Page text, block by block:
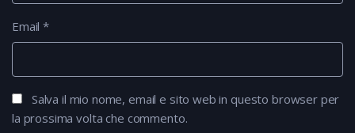
Email*
Salva il mio nome, email e sito web in questo browser per
la prossima volta che commento.